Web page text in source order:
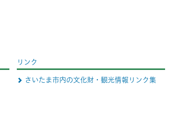
リンク
さいたま市内の文化財・観光情報リンク集